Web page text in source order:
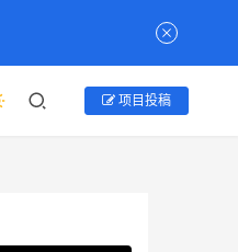
项目投稿